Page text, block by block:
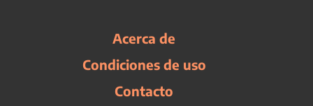
Acerca de
Condiciones de uso
Contacto